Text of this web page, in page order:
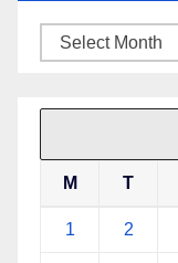
Archives
M T
1 2